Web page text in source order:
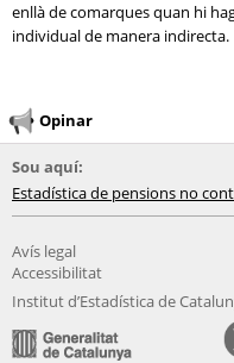
enllà de comarques quan hi
individual de manera indirecta.
Opinar
Sou aquí:
Estadística de pensions no
Avís legal
Accessibilitat
Institut d’Estadística de